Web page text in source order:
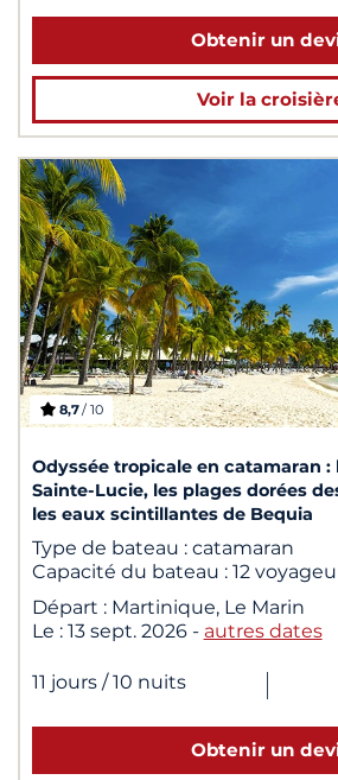
Obtenir un
Voir la
8,7/ 10
Odyssée tropicale en catamaran :
Sainte-Lucie, les plages dorées
les eaux scintillantes de Bequia
Type de bateau : catamaran
Capacité du bateau : 12
Départ : Martinique, Le Marin
Le : 13 sept. 2026 - autres dates
11 jours / 10 nuits |
Obtenir un